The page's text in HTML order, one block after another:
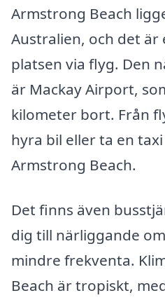
Armstrong Beach
Australien, och det är
platsen via flyg. Den
är Mackay Airport,
kilometer bort. Från
hyra bil eller ta en
Armstrong Beach.
Det finns även
dig till närliggande
mindre frekventa.
Beach är tropiskt,